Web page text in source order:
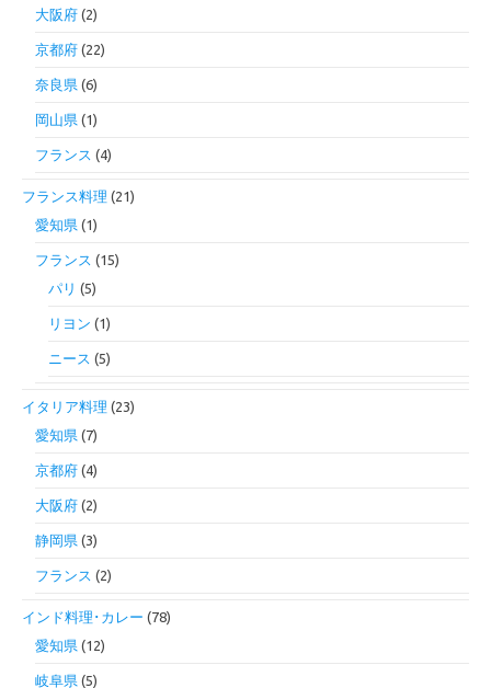
大阪府 (2)
京都府 (22)
奈良県 (6)
岡山県 (1)
フランス (4)
フランス料理 (21)
愛知県 (1)
フランス (15)
パリ (5)
リヨン (1)
ニース (5)
イタリア料理 (23)
愛知県 (7)
京都府 (4)
大阪府 (2)
静岡県 (3)
フランス (2)
インド料理･カレー (78)
愛知県 (12)
岐阜県 (5)